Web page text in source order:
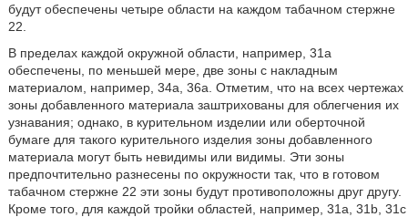
будут обеспечены четыре области на каждом табачном стержне
22.
В пределах каждой окружной области, например, 31а
обеспечены, по меньшей мере, две зоны с накладным
материалом, например, 34а, 36а. Отметим, что на всех чертежах
зоны добавленного материала заштрихованы для облегчения их
узнавания; однако, в курительном изделии или оберточной
бумаге для такого курительного изделия зоны добавленного
материала могут быть невидимы или видимы. Эти зоны
предпочтительно разнесены по окружности так, что в готовом
табачном стержне 22 эти зоны будут противоположны друг другу.
Кроме того, для каждой тройки областей, например, 31а, 31b, 31с